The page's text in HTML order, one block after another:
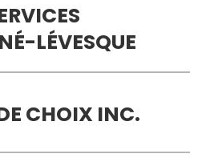
LÉVESQUE
CHOIX INC.